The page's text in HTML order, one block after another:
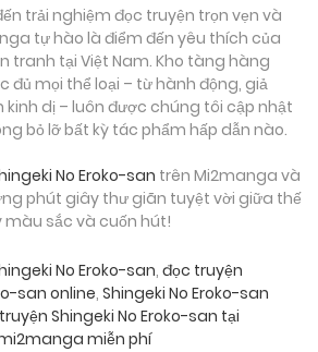
trải nghiệm đọc truyện trọn vẹn và
tự hào là điểm đến yêu thích của
tranh tại Việt Nam. Kho tàng hàng
đủ mọi thể loại – từ hành động, giả
dị – luôn được chúng tôi cập nhật
bỏ lỡ bất kỳ tác phẩm hấp dẫn nào.
No Eroko-san trên Mi2manga và
phút giây thư giãn tuyệt vời giữa thế
màu sắc và cuốn hút!
No Eroko-san, đọc truyện
san online, Shingeki No Eroko-san
truyện Shingeki No Eroko-san tại
miễn phí